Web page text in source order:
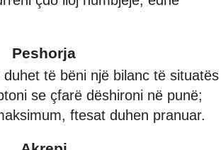
Peshorja
të bëni një bilanc të situatës
se çfarë dëshironi në punë;
ftesat duhen pranuar.